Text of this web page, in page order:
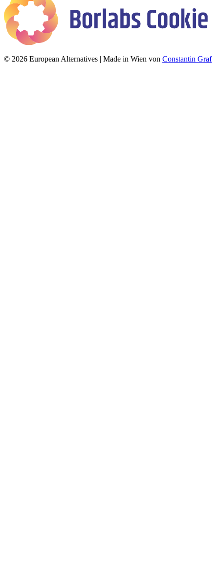
© 2026 European Alternatives | Made in Wien von Constantin Graf